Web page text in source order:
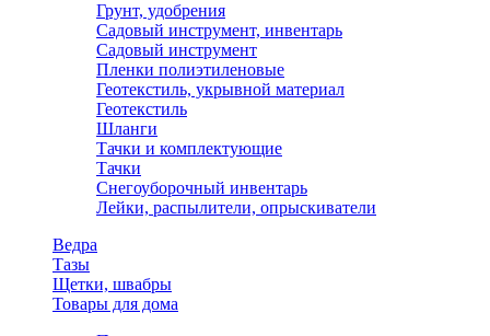
Грунт, удобрения
Садовый инструмент, инвентарь
Садовый инструмент
Пленки полиэтиленовые
Геотекстиль, укрывной материал
Геотекстиль
Шланги
Тачки и комплектующие
Тачки
Снегоуборочный инвентарь
Лейки, распылители, опрыскиватели
Ведра
Тазы
Щетки, швабры
Товары для дома